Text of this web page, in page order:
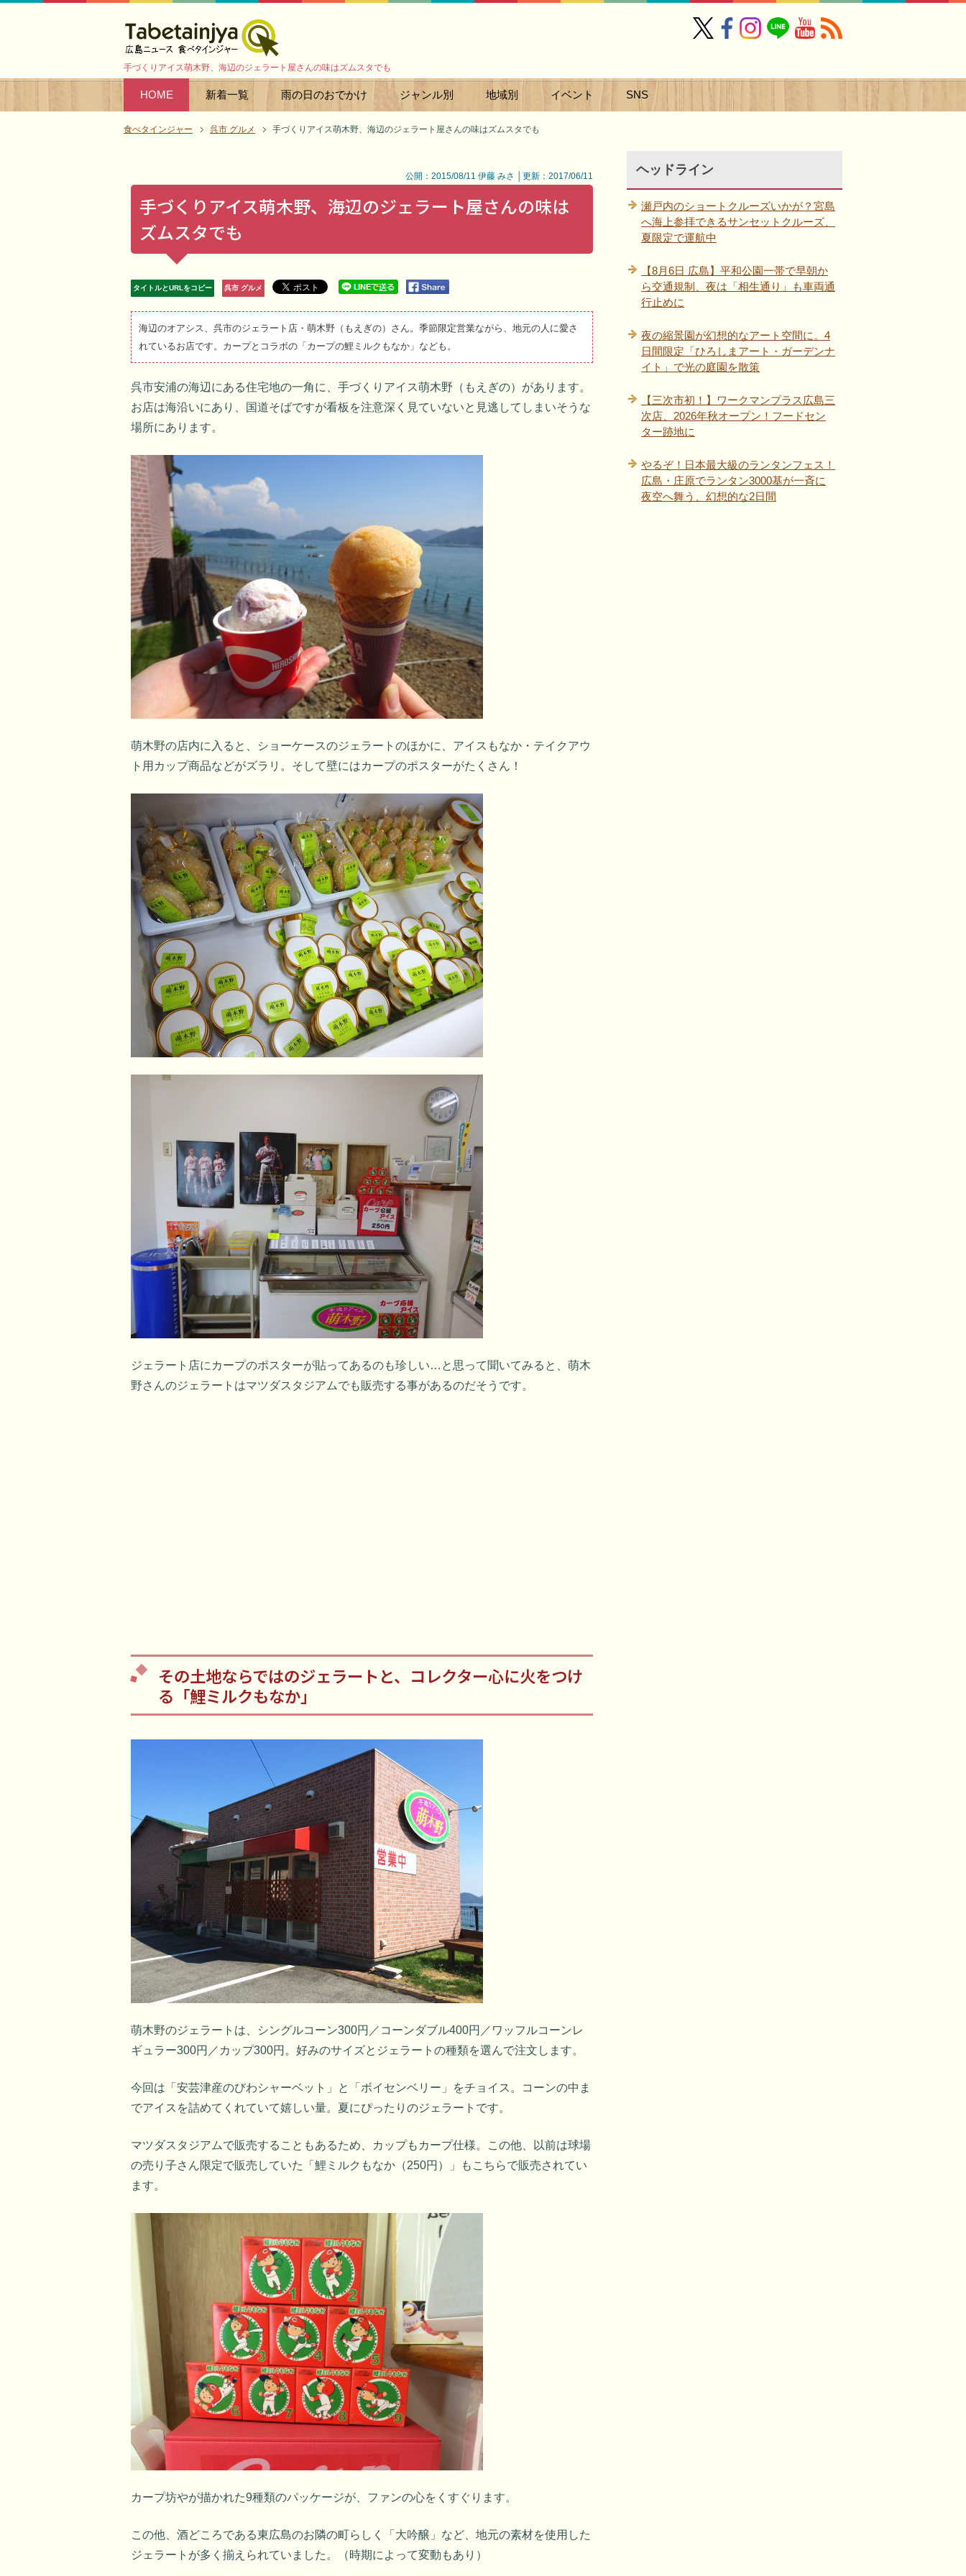
手づくりアイス萌木野、海辺のジェラート屋さんの味はズムスタでも
HOME 新着一覧 雨の日のおでかけ ジャンル別 地域別 イベント SNS
食べタインジャー 呉市 グルメ 手づくりアイス萌木野、海辺のジェラート屋さんの味はズムスタでも
公開：2015/08/11 伊藤 みさ │更新：2017/06/11
手づくりアイス萌木野、海辺のジェラート屋さんの味は
ズムスタでも
タイトルとURLをコピー 呉市 グルメ
海辺のオアシス、呉市のジェラート店・萌木野（もえぎの）さん。季節限定営業ながら、地元の人に愛さ
れているお店です。カープとコラボの「カープの鯉ミルクもなか」なども。
呉市安浦の海辺にある住宅地の一角に、手づくりアイス萌木野（もえぎの）があります。
お店は海沿いにあり、国道そばですが看板を注意深く見ていないと見逃してしまいそうな
場所にあります。
萌木野の店内に入ると、ショーケースのジェラートのほかに、アイスもなか・テイクアウ
ト用カップ商品などがズラリ。そして壁にはカープのポスターがたくさん！
ジェラート店にカープのポスターが貼ってあるのも珍しい…と思って聞いてみると、萌木
野さんのジェラートはマツダスタジアムでも販売する事があるのだそうです。
その土地ならではのジェラートと、コレクター心に火をつけ
る「鯉ミルクもなか」
萌木野のジェラートは、シングルコーン300円／コーンダブル400円／ワッフルコーンレ
ギュラー300円／カップ300円。好みのサイズとジェラートの種類を選んで注文します。
今回は「安芸津産のびわシャーベット」と「ボイセンベリー」をチョイス。コーンの中ま
でアイスを詰めてくれていて嬉しい量。夏にぴったりのジェラートです。
マツダスタジアムで販売することもあるため、カップもカープ仕様。この他、以前は球場
の売り子さん限定で販売していた「鯉ミルクもなか（250円）」もこちらで販売されてい
ます。
カープ坊やが描かれた9種類のパッケージが、ファンの心をくすぐります。
この他、酒どころである東広島のお隣の町らしく「大吟醸」など、地元の素材を使用した
ジェラートが多く揃えられていました。（時期によって変動もあり）
ヘッドライン
瀬戸内のショートクルーズいかが？宮島
へ海上参拝できるサンセットクルーズ、
夏限定で運航中
【8月6日 広島】平和公園一帯で早朝か
ら交通規制、夜は「相生通り」も車両通
行止めに
夜の縮景園が幻想的なアート空間に。4
日間限定「ひろしまアート・ガーデンナ
イト」で光の庭園を散策
【三次市初！】ワークマンプラス広島三
次店、2026年秋オープン！フードセン
ター跡地に
やるぞ！日本最大級のランタンフェス！
広島・庄原でランタン3000基が一斉に
夜空へ舞う、幻想的な2日間